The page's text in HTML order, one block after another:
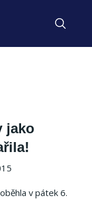
jako
v pátek 6.